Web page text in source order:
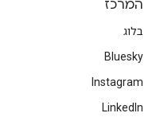
המרכז
בלוג
Bluesky
Instagram
LinkedIn